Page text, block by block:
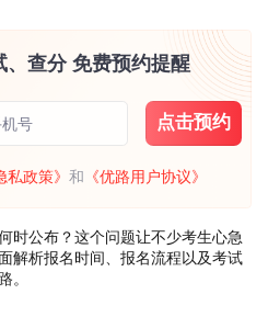
、查分 免费预约提醒
号 点击预约
私政策》和 《优路用户协议》
时公布？这个问题让不少考生心急
解析报名时间、报名流程以及考试
。